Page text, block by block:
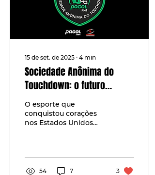
15 de set. de 2025 ∙ 4 min
Sociedade Anônima do
Touchdown: o futuro
bilionário do futebol
americano no Brasil
O esporte que
conquistou corações
nos Estados Unidos
paixão, e sim como...
54 7 3